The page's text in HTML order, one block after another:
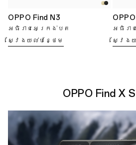
OPPO Find N3
អធិរាជអេក្រង់បត
ស្វែងយល់បន្ថែម
អធិរា
ស្វែង
OPPO Find X